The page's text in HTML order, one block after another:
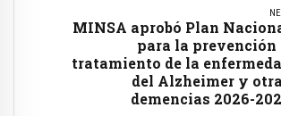
MINSA aprobó Plan
para la prevención
tratamiento de la
del Alzheimer y
demencias 2026-